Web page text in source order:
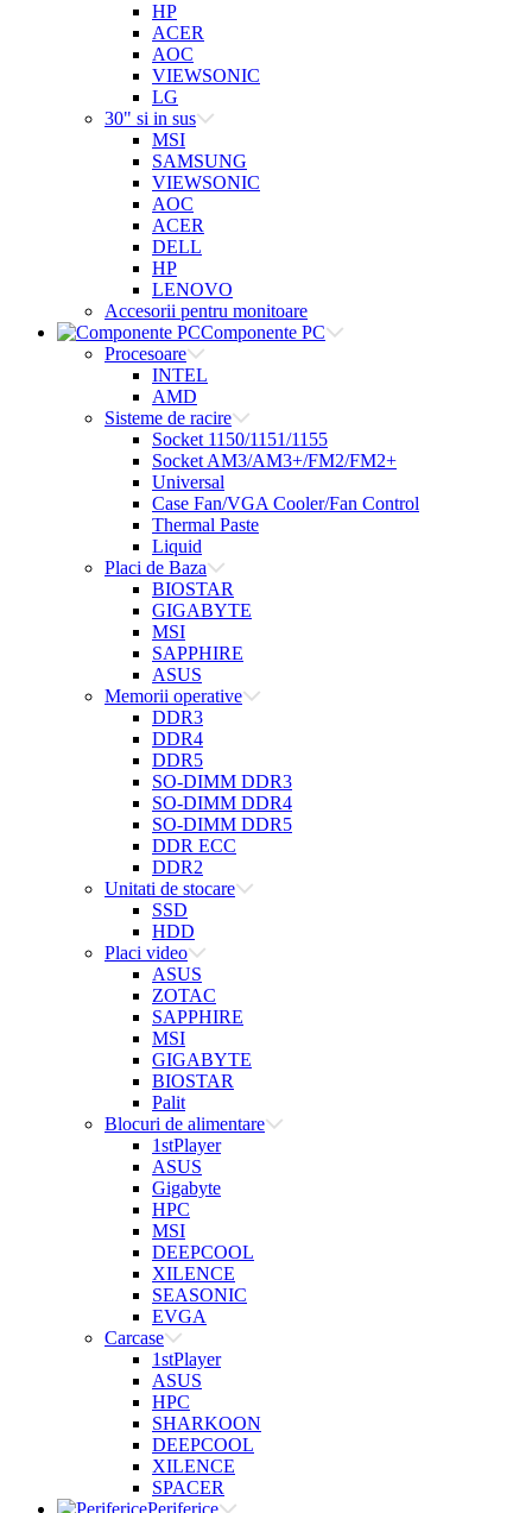
HP
ACER
AOC
VIEWSONIC
LG
30" si in sus
MSI
SAMSUNG
VIEWSONIC
AOC
ACER
DELL
HP
LENOVO
Accesorii pentru monitoare
Componente PC
Procesoare
INTEL
AMD
Sisteme de racire
Socket 1150/1151/1155
Socket AM3/AM3+/FM2/FM2+
Universal
Case Fan/VGA Cooler/Fan Control
Thermal Paste
Liquid
Placi de Baza
BIOSTAR
GIGABYTE
MSI
SAPPHIRE
ASUS
Memorii operative
DDR3
DDR4
DDR5
SO-DIMM DDR3
SO-DIMM DDR4
SO-DIMM DDR5
DDR ECC
DDR2
Unitati de stocare
SSD
HDD
Placi video
ASUS
ZOTAC
SAPPHIRE
MSI
GIGABYTE
BIOSTAR
Palit
Blocuri de alimentare
1stPlayer
ASUS
Gigabyte
HPC
MSI
DEEPCOOL
XILENCE
SEASONIC
EVGA
Carcase
1stPlayer
ASUS
HPC
SHARKOON
DEEPCOOL
XILENCE
SPACER
Periferice